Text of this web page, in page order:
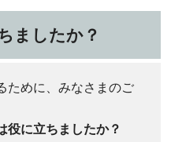
ましたか？
ために、みなさまのご
役に立ちましたか？